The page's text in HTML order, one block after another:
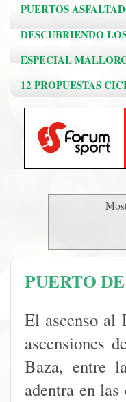
PUERTOS
DESCUBRIENDO
ESPECIAL
12 PROPUESTAS
PUERTO
El ascenso al
ascensiones
Baza, entre
adentra en